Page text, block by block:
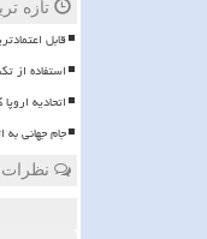
تازه
قابل
استفاده از
اتحادیه اروپا گوگل را ۸۹۰
️جام جهانی
نظرات